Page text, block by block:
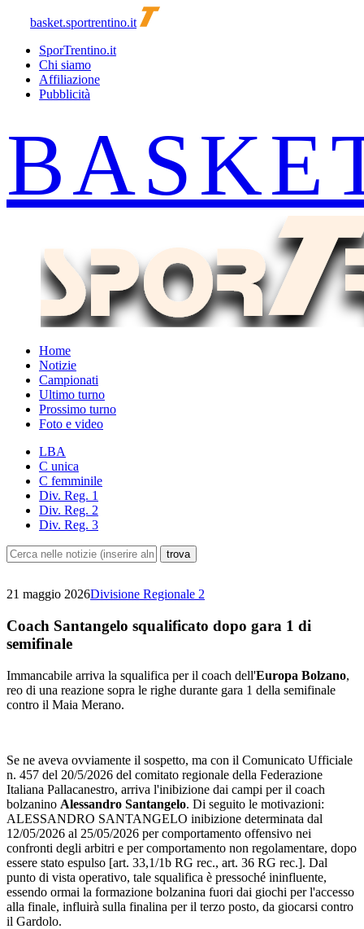
basket.sportrentino.it
SporTrentino.it
Chi siamo
Affiliazione
Pubblicità
Home
Notizie
Campionati
Ultimo turno
Prossimo turno
Foto e video
LBA
C unica
C femminile
Div. Reg. 1
Div. Reg. 2
Div. Reg. 3
21 maggio 2026Divisione Regionale 2
Coach Santangelo squalificato dopo gara 1 di
semifinale
Immancabile arriva la squalifica per il coach dell'Europa Bolzano,
reo di una reazione sopra le righe durante gara 1 della semifinale
contro il Maia Merano.
Se ne aveva ovviamente il sospetto, ma con il Comunicato Ufficiale
n. 457 del 20/5/2026 del comitato regionale della Federazione
Italiana Pallacanestro, arriva l'inibizione dai campi per il coach
bolzanino Alessandro Santangelo. Di seguito le motivazioni:
ALESSANDRO SANTANGELO inibizione determinata dal
12/05/2026 al 25/05/2026 per comportamento offensivo nei
confronti degli arbitri e per comportamento non regolamentare, dopo
essere stato espulso [art. 33,1/1b RG rec., art. 36 RG rec.]. Dal
punto di vista operativo, tale squalifica è pressoché ininfluente,
essendo ormai la formazione bolzanina fuori dai giochi per l'accesso
alla finale, influirà sulla finalina per il terzo posto, da giocarsi contro
il Gardolo.